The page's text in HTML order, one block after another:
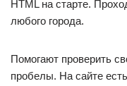
HTML на старте.
любого города.
Помогают проверить
пробелы. На сайте